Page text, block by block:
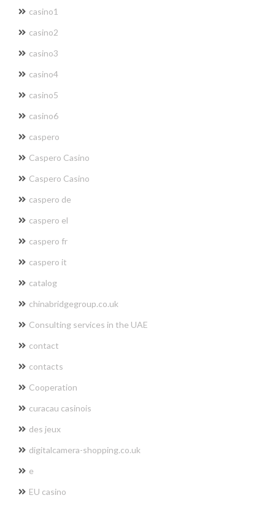
casino1
casino2
casino3
casino4
casino5
casino6
caspero
Caspero Casino
Caspero Casino
caspero de
caspero el
caspero fr
caspero it
catalog
chinabridgegroup.co.uk
Consulting services in the UAE
contact
contacts
Cooperation
curacau casinois
des jeux
digitalcamera-shopping.co.uk
e
EU casino